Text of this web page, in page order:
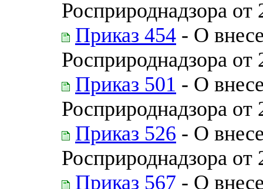
Росприроднадзора
Приказ 454 - О
Росприроднадзора
Приказ 501 - О
Росприроднадзора
Приказ 526 - О
Росприроднадзора
Приказ 567 - О